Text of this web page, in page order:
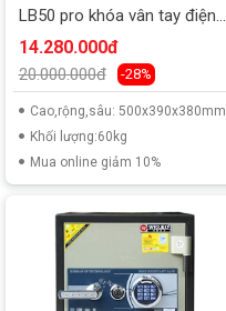
LB50 pro khóa vân tay điện
tử
14.280.000đ
20.000.000đ -28%
Cao,rộng,sâu: 500x390x380mm
Khối lượng:60kg
Mua online giảm 10%